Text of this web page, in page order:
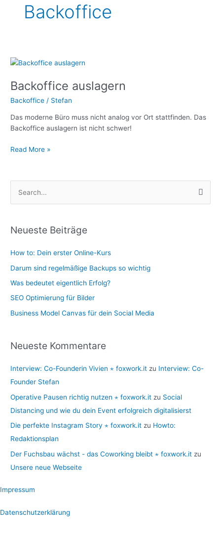
Backoffice
Backoffice auslagern
Backoffice / Stefan
Das moderne Büro muss nicht analog vor Ort stattfinden. Das
Backoffice auslagern ist nicht schwer!
Backoffice
Read More »
h
a
c
h
Neueste Beiträge
How to: Dein erster Online-Kurs
Darum sind regelmäßige Backups so wichtig
Was bedeutet eigentlich Erfolg?
SEO Optimierung für Bilder
Business Model Canvas für dein Social Media
Neueste Kommentare
Interview: Co-Founderin Vivien ⋆ foxwork.it zu Interview: Co-
Founder Stefan
Operative Pausen richtig nutzen ⋆ foxwork.it zu Social
Distancing und wie du dein Event erfolgreich digitalisierst
Die perfekte Instagram Story ⋆ foxwork.it zu Howto:
Redaktionsplan
Der Fuchsbau wächst - das Coworking bleibt ⋆ foxwork.it zu
Unsere neue Webseite
Impressum
Datenschutzerklärung